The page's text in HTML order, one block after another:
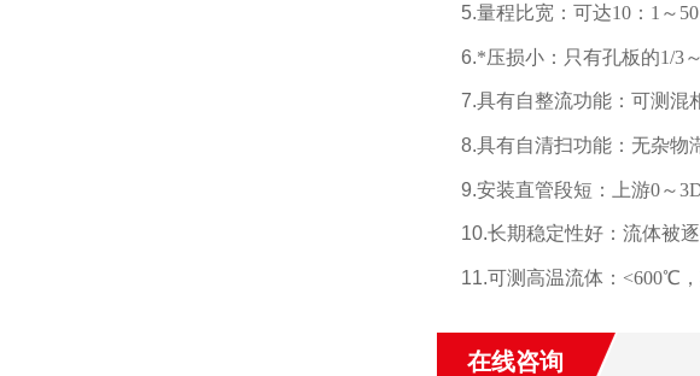
5.量程比宽：可达10：1～50
6.*压损小：只有孔板的1/3
7.具有自整流功能：可测混
8.具有自清扫功能：无杂物
9.安装直管段短：上游0～
10.长期稳定性好：流体被
11.可测高温流体：<600℃
在线咨询